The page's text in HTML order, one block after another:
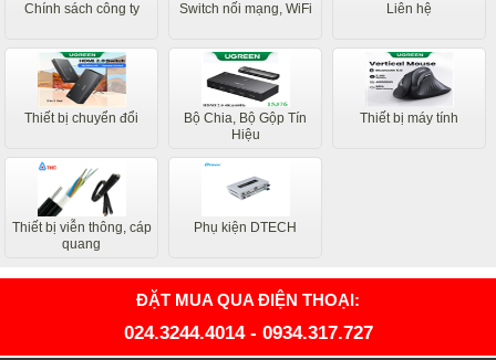
Chính sách công ty Switch nối mạng, WiFi Liên hệ
Thiết bị chuyển đổi
Bộ Chia, Bộ Gộp Tín
Hiệu
Thiết bị máy tính
Thiết bị viễn thông, cáp
quang
Phụ kiện DTECH
ĐẶT MUA QUA ĐIỆN THOẠI:
024.3244.4014- 0934.317.727